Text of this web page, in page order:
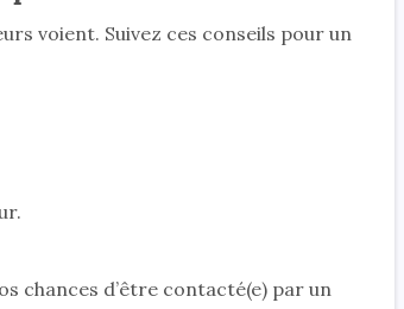
voient. Suivez ces conseils pour un
chances d’être contacté(e) par un